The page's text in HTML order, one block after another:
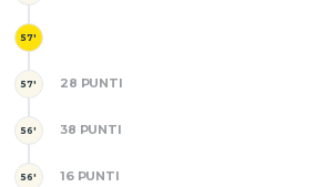
57'
57' 28 PUNTI
56' 38 PUNTI
56' 16 PUNTI